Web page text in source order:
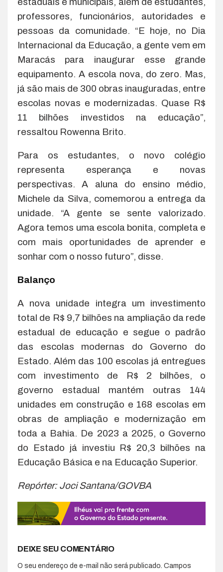
professores, funcionários, autoridades e
pessoas da comunidade. “E hoje, no Dia
Internacional da Educação, a gente vem em
Maracás para inaugurar esse grande
equipamento. A escola nova, do zero. Mas,
já são mais de 300 obras inauguradas, entre
escolas novas e modernizadas. Quase R$
11 bilhões investidos na educação”,
ressaltou Rowenna Brito.
Para os estudantes, o novo colégio
representa esperança e novas
perspectivas. A aluna do ensino médio,
Michele da Silva, comemorou a entrega da
unidade. “A gente se sente valorizado.
Agora temos uma escola bonita, completa e
com mais oportunidades de aprender e
sonhar com o nosso futuro”, disse.
Balanço
A nova unidade integra um investimento
total de R$ 9,7 bilhões na ampliação da rede
estadual de educação e segue o padrão
das escolas modernas do Governo do
Estado. Além das 100 escolas já entregues
com investimento de R$ 2 bilhões, o
governo estadual mantém outras 144
unidades em construção e 168 escolas em
obras de ampliação e modernização em
toda a Bahia. De 2023 a 2025, o Governo
do Estado já investiu R$ 20,3 bilhões na
Educação Básica e na Educação Superior.
Repórter: Joci Santana/GOVBA
DEIXE SEU COMENTÁRIO
O seu endereço de e-mail não será publicado. Campos